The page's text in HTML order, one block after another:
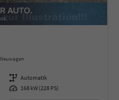
Neuwagen
Getriebe Automatik
Leistung 168 kW (228 PS)